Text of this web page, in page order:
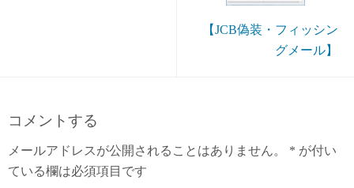
【JCB偽装・フィッシン
グメール】
コメントする
メールアドレスが公開されることはありません。 * が付い
ている欄は必須項目です